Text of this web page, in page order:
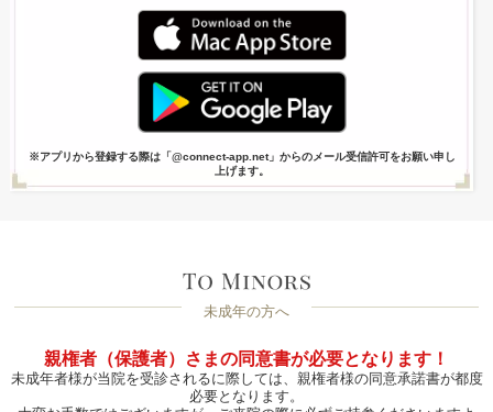
※アプリから登録する際は「@connect-app.net」からのメール受信許可をお願い申し
上げます。
未成年の方へ
親権者（保護者）さまの同意書が必要となります！
未成年者様が当院を受診されるに際しては、親権者様の同意承諾書が都度
必要となります。